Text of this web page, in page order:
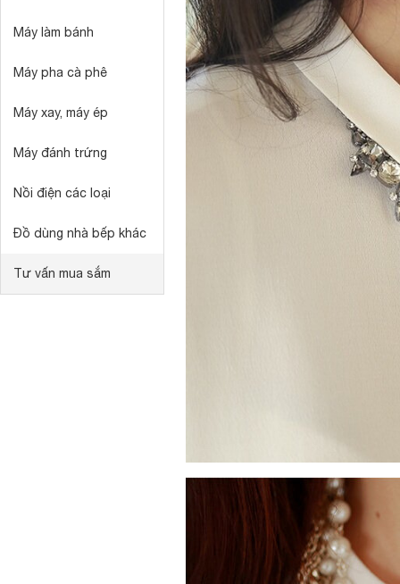
Máy làm bánh
Máy pha cà phê
Máy xay, máy ép
Máy đánh trứng
Nồi điện các loại
Đồ dùng nhà bếp khác
Tư vấn mua sắm